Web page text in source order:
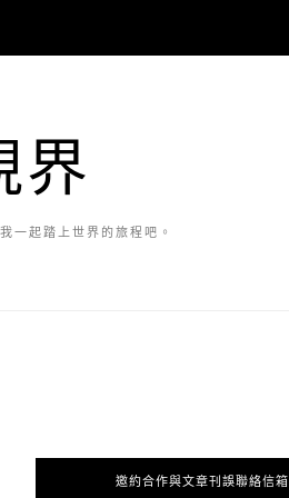
界
一起踏上世界的旅程吧。
邀約合作與文章刊誤聯絡信箱